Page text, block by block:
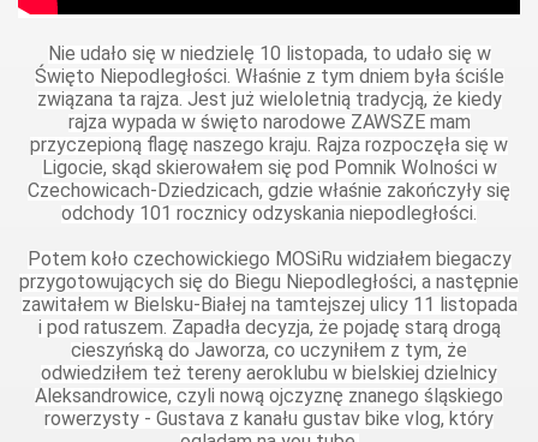
Nie udało się w niedzielę 10 listopada, to udało się w
Święto Niepodległości. Właśnie z tym dniem była ściśle
związana ta rajza. Jest już wieloletnią tradycją, że kiedy
rajza wypada w święto narodowe ZAWSZE mam
przyczepioną flagę naszego kraju. Rajza rozpoczęła się w
Ligocie, skąd skierowałem się pod Pomnik Wolności w
Czechowicach-Dziedzicach, gdzie właśnie zakończyły się
odchody 101 rocznicy odzyskania niepodległości.
Potem koło czechowickiego MOSiRu widziałem biegaczy
przygotowujących się do Biegu Niepodległości, a następnie
zawitałem w Bielsku-Białej na tamtejszej ulicy 11 listopada
i pod ratuszem. Zapadła decyzja, że pojadę starą drogą
cieszyńską do Jaworza, co uczyniłem z tym, że
odwiedziłem też tereny aeroklubu w bielskiej dzielnicy
Aleksandrowice, czyli nową ojczyznę znanego śląskiego
rowerzysty - Gustava z kanału gustav bike vlog, który